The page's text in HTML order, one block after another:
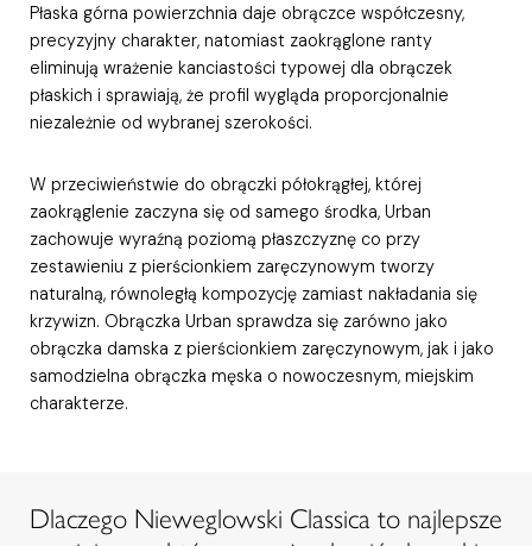
Płaska górna powierzchnia daje obrączce współczesny,
precyzyjny charakter, natomiast zaokrąglone ranty
eliminują wrażenie kanciastości typowej dla obrączek
płaskich i sprawiają, że profil wygląda proporcjonalnie
niezależnie od wybranej szerokości.
W przeciwieństwie do obrączki półokrągłej, której
zaokrąglenie zaczyna się od samego środka, Urban
zachowuje wyraźną poziomą płaszczyznę co przy
zestawieniu z pierścionkiem zaręczynowym tworzy
naturalną, równoległą kompozycję zamiast nakładania się
krzywizn. Obrączka Urban sprawdza się zarówno jako
obrączka damska z pierścionkiem zaręczynowym, jak i jako
samodzielna obrączka męska o nowoczesnym, miejskim
charakterze.
Dlaczego Nieweglowski Classica to najlepsze